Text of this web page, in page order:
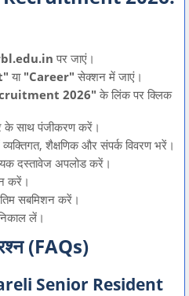
पर जाएं।
या "Career" सेक्शन में जाएं।
2026" के लिंक पर क्लिक
के साथ पंजीकरण करें।
शैक्षणिक और संपर्क विवरण भरें।
दस्तावेज अपलोड करें।
करें।
सबमिशन करें।
लें।
(FAQs)
Senior Resident